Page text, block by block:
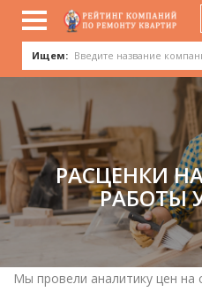
Ищем:
РАСЦЕНКИ
РАБОТЫ
Мы провели аналитику цен на